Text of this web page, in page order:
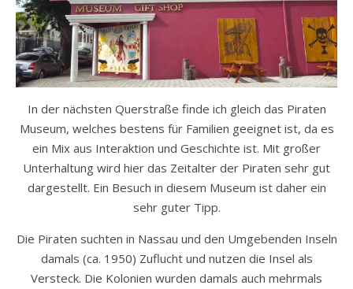
In der nächsten Querstraße finde ich gleich das Piraten
Museum, welches bestens für Familien geeignet ist, da es
ein Mix aus Interaktion und Geschichte ist. Mit großer
Unterhaltung wird hier das Zeitalter der Piraten sehr gut
dargestellt. Ein Besuch in diesem Museum ist daher ein
sehr guter Tipp.
Die Piraten suchten in Nassau und den Umgebenden Inseln
damals (ca. 1950) Zuflucht und nutzen die Insel als
Versteck. Die Kolonien wurden damals auch mehrmals